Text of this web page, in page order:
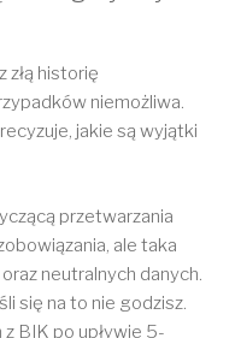
złą historię
niemożliwa.
jakie są wyjątki
przetwarzania
ale taka
neutralnych danych.
się na to nie godzisz.
BIK po upływie 5-